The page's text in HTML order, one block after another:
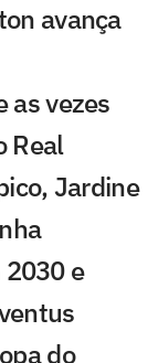
avança
as vezes
Real
Jardine
2030 e
do